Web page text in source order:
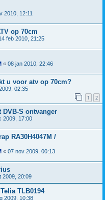
2010, 12:11
op 70cm
feb 2010, 21:25
« 08 jan 2010, 22:46
u voor atv op 70cm?
02:35
1 2
DVB-S ontvanger
2009, 17:00
RA30H4047M /
« 07 nov 2009, 00:13
2009, 20:09
TLB0194
2009, 10:38